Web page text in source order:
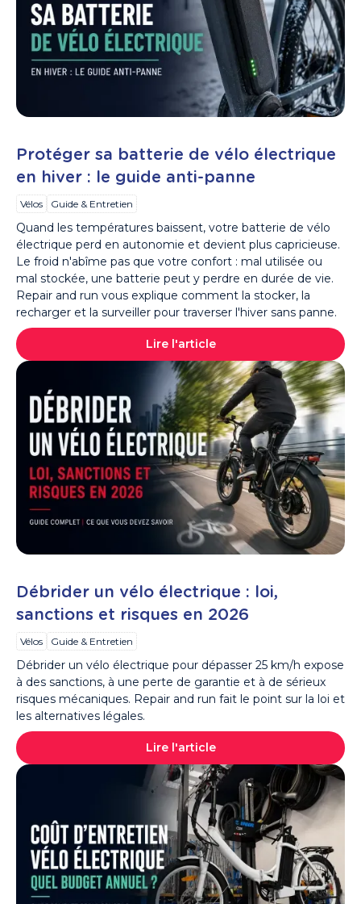
Protéger sa batterie de vélo électrique
en hiver : le guide anti-panne
Vélos Guide & Entretien
Quand les températures baissent, votre batterie de vélo
électrique perd en autonomie et devient plus capricieuse.
Le froid n'abîme pas que votre confort : mal utilisée ou
mal stockée, une batterie peut y perdre en durée de vie.
Repair and run vous explique comment la stocker, la
recharger et la surveiller pour traverser l'hiver sans panne.
Lire l'article
Débrider un vélo électrique : loi,
sanctions et risques en 2026
Vélos Guide & Entretien
Débrider un vélo électrique pour dépasser 25 km/h expose
à des sanctions, à une perte de garantie et à de sérieux
risques mécaniques. Repair and run fait le point sur la loi et
les alternatives légales.
Lire l'article